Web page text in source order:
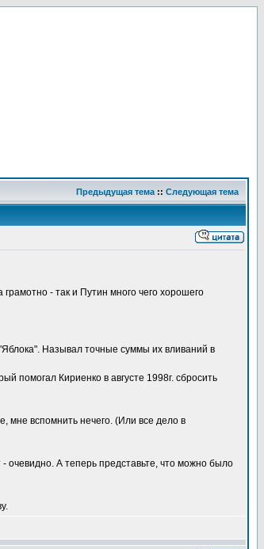
Предыдущая тема :: Следующая тема
- так и Путин много чего хорошего
Называл точные суммы их вливаний в
помогал Кириенко в августе 1998г. сбросить
мне вспомнить нечего. (Или все дело в
очевидно. А теперь представьте, что можно было